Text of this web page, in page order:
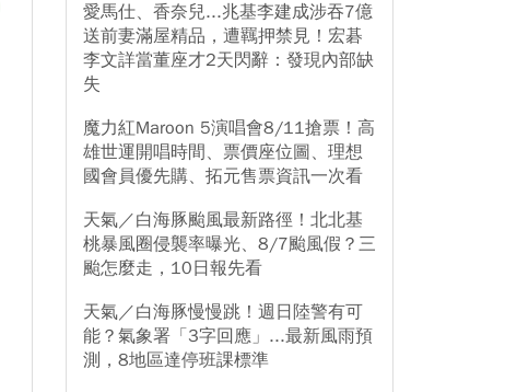
愛馬仕、香奈兒...兆基李建成涉吞7億
送前妻滿屋精品，遭羈押禁見！宏碁
李文詳當董座才2天閃辭：發現內部缺
失
魔力紅Maroon 5演唱會8/11搶票！高
雄世運開唱時間、票價座位圖、理想
國會員優先購、拓元售票資訊一次看
天氣／白海豚颱風最新路徑！北北基
桃暴風圈侵襲率曝光、8/7颱風假？三
颱怎麼走，10日報先看
天氣／白海豚慢慢跳！週日陸警有可
能？氣象署「3字回應」...最新風雨預
測，8地區達停班課標準